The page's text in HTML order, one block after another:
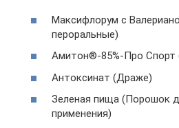
Максифлорум с
пероральные)
Амитон®-85%-Про
Антоксинат (Драже)
Зеленая пища (Порошок
применения)